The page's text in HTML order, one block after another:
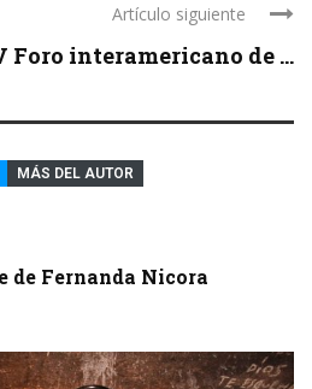
Artículo siguiente
Foro interamericano de ...
MÁS DEL AUTOR
de Fernanda Nicora